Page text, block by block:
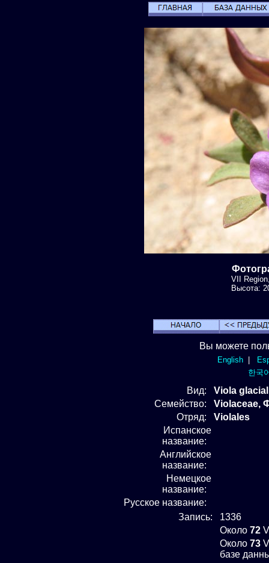
VII
Высота:
Вы можете
English|
한국
Вид:
Viola
Семейство:
Violaceae,
Отряд:
Violales
Испанское
название:
Английское
название:
Немецкое
название:
Русское название:
Запись:
1336
Около 72
Около 73
базе